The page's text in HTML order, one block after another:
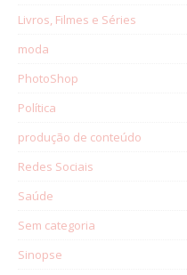
Livros, Filmes e Séries
moda
PhotoShop
Política
produção de conteúdo
Redes Sociais
Saúde
Sem categoria
Sinopse